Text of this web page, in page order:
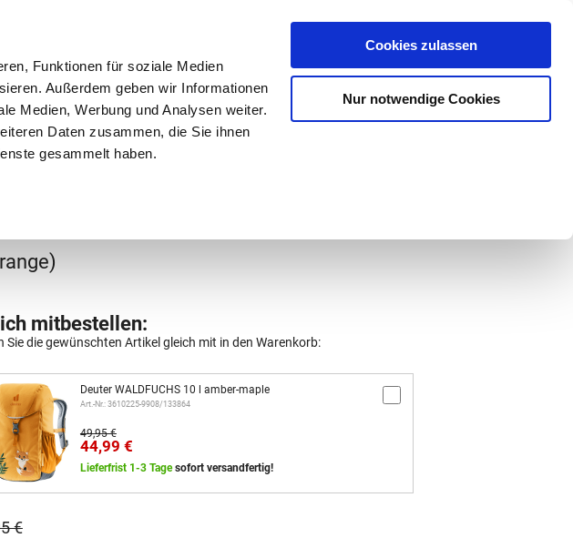
Funktionen für soziale Medien
Außerdem geben wir Informationen
Medien, Werbung und Analysen weiter.
Daten zusammen, die Sie ihnen
gesammelt haben.
Cookies zulassen
Nur notwendige Cookies
0,00 €
mitbestellen:
Sie die gewünschten Artikel gleich mit in den Warenkorb:
Deuter WALDFUCHS 10 l amber-maple
Art.-Nr.: 3610225-9908/133864
49,95 €
44,99 €
Lieferfrist 1-3 Tagesofort versandfertig!
€